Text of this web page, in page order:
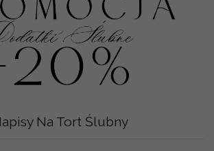
Na Tort Ślubny